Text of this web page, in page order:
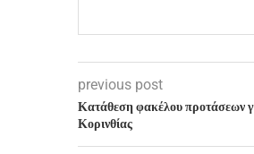
previous post
Κατάθεση φακέλου προτάσεων
Κορινθίας